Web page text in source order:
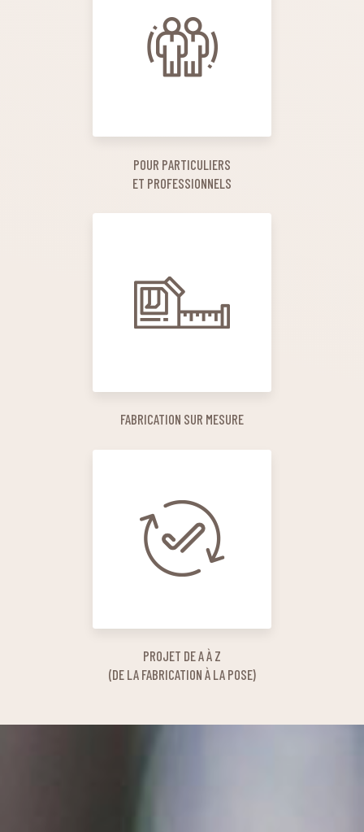
POUR PARTICULIERS
ET PROFESSIONNELS
FABRICATION SUR MESURE
PROJET DE A À Z
(DE LA FABRICATION À LA POSE)